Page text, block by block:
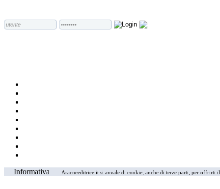
Informativa Aracneeditrice.it si avvale di cookie, anche di terze parti, per